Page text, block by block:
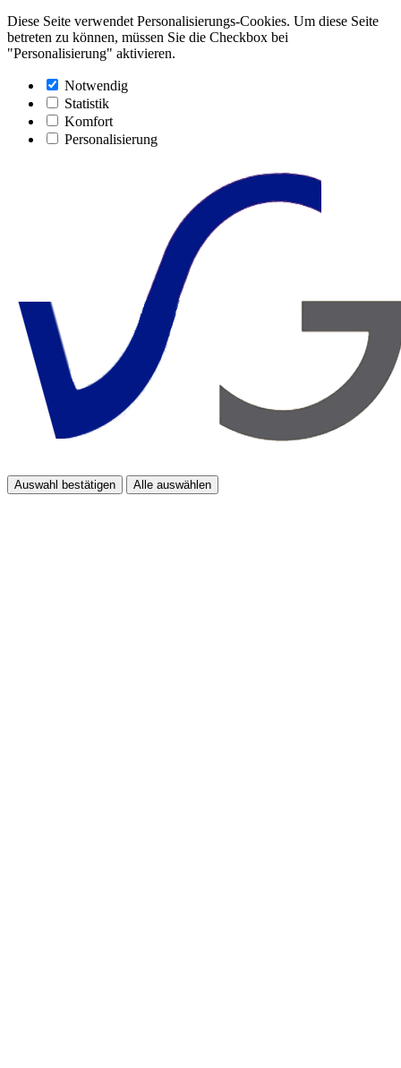
Diese Seite verwendet Personalisierungs-Cookies. Um diese Seite
betreten zu können, müssen Sie die Checkbox bei
"Personalisierung" aktivieren.
Notwendig
Statistik
Komfort
Personalisierung
Auswahl bestätigen Alle auswählen